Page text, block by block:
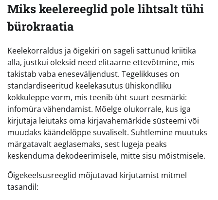
Miks keelereeglid pole lihtsalt tühi
bürokraatia
Keelekorraldus ja õigekiri on sageli sattunud kriitika
alla, justkui oleksid need elitaarne ettevõtmine, mis
takistab vaba eneseväljendust. Tegelikkuses on
standardiseeritud keelekasutus ühiskondliku
kokkuleppe vorm, mis teenib üht suurt eesmärki:
infomüra vähendamist. Mõelge olukorrale, kus iga
kirjutaja leiutaks oma kirjavahemärkide süsteemi või
muudaks käändelõppe suvaliselt. Suhtlemine muutuks
märgatavalt aeglasemaks, sest lugeja peaks
keskenduma dekodeerimisele, mitte sisu mõistmisele.
Õigekeelsusreeglid mõjutavad kirjutamist mitmel
tasandil: